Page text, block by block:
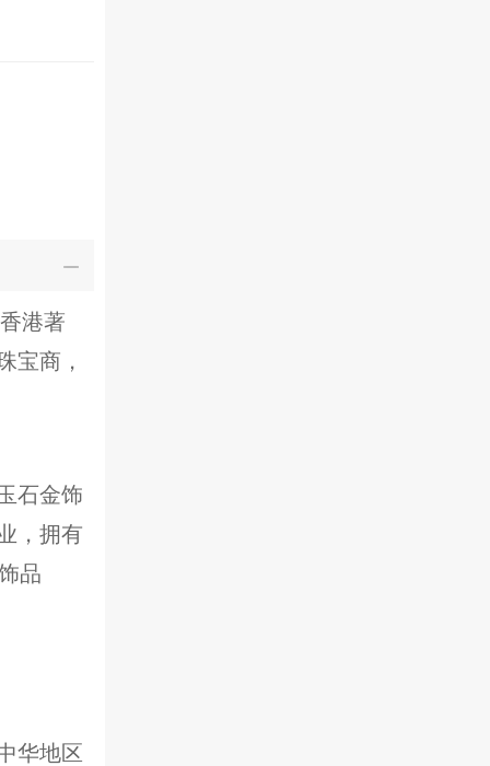
港著
宝商，
石金饰
，拥有
品
华地区